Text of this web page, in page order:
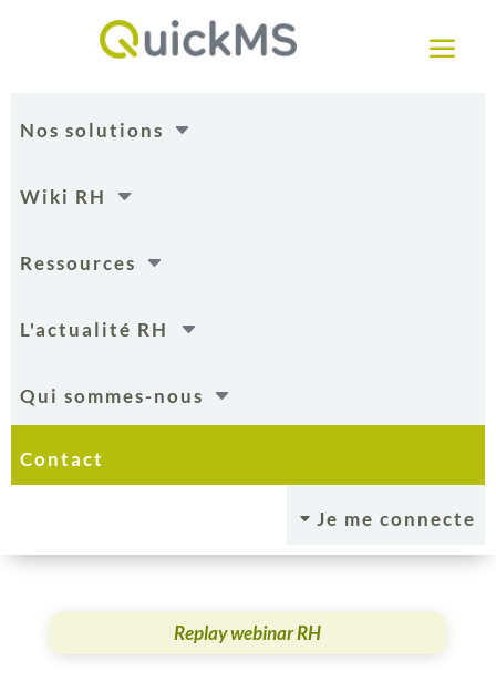
a
C
Nos solutions
C
Wiki RH
C
Ressources
C
L'actualité RH
C
Qui sommes-nous
Contact
C Je me connecte
Replay webinar RH